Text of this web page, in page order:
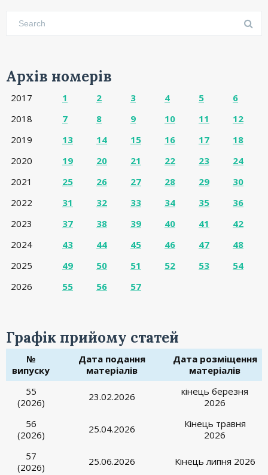
Архів номерів
2017 1 2 3 4 5
6
2018
7 8 9 10 11
12
2019
13 14 15 16 17
18
2020
19 20 21 22 23
24
2021
25 26 27 28 29
30
2022
31 32 33 34 35
36
2023
37 38 39 40 41
42
2024
43 44 45 46 47
48
2025
49 50 51 52 53
54
2026
55 56 57
Графік прийому статей
№
випуску
Дата подання
матеріалів
Дата розміщення
матеріалів
55
(2026)
23.02.2026
кінець березня
2026
56
(2026)
25.04.2026
Кінець травня
2026
57
(2026)
25.06.2026 Кінець липня 2026